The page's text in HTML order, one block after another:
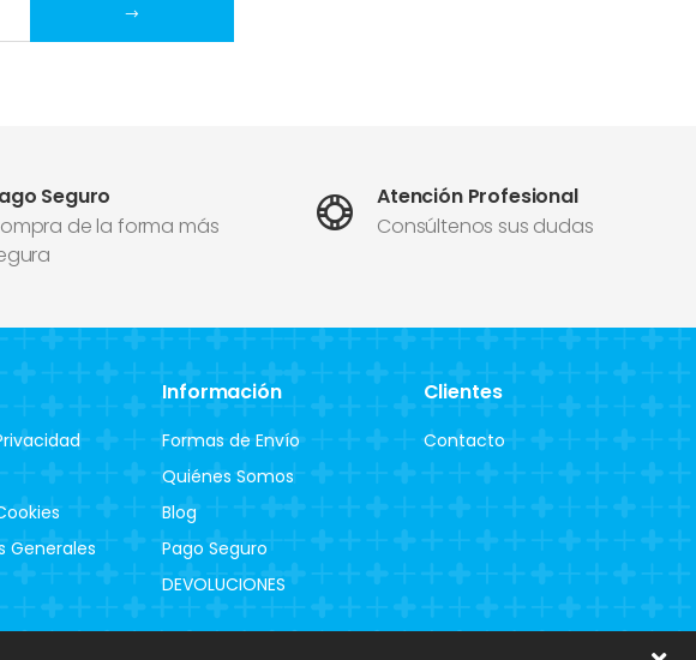
Seguro
de la forma más
Atención Profesional
Consúltenos sus dudas
Generales
Información
Formas de Envío
Quiénes Somos
Blog
Pago Seguro
DEVOLUCIONES
Clientes
Contacto